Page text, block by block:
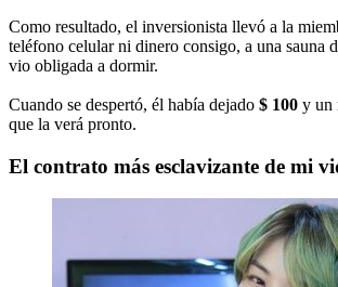
Como resultado, el inversionista llevó a la
teléfono celular ni dinero consigo, a una sauna
vio obligada a dormir.
Cuando se despertó, él había dejado $ 100 y un
que la verá pronto.
El contrato más esclavizante de mi